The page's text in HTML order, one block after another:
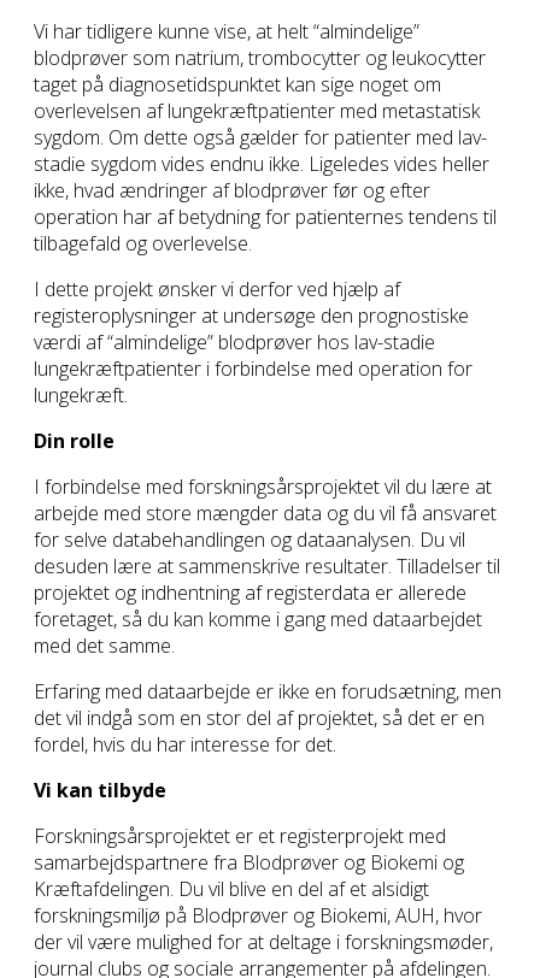
Vi har tidligere kunne vise, at helt “almindelige”
blodprøver som natrium, trombocytter og leukocytter
taget på diagnosetidspunktet kan sige noget om
overlevelsen af lungekræftpatienter med metastatisk
sygdom. Om dette også gælder for patienter med lav-
stadie sygdom vides endnu ikke. Ligeledes vides heller
ikke, hvad ændringer af blodprøver før og efter
operation har af betydning for patienternes tendens til
tilbagefald og overlevelse.
I dette projekt ønsker vi derfor ved hjælp af
registeroplysninger at undersøge den prognostiske
værdi af “almindelige” blodprøver hos lav-stadie
lungekræftpatienter i forbindelse med operation for
lungekræft.
Din rolle
I forbindelse med forskningsårsprojektet vil du lære at
arbejde med store mængder data og du vil få ansvaret
for selve databehandlingen og dataanalysen. Du vil
desuden lære at sammenskrive resultater. Tilladelser til
projektet og indhentning af registerdata er allerede
foretaget, så du kan komme i gang med dataarbejdet
med det samme.
Erfaring med dataarbejde er ikke en forudsætning, men
det vil indgå som en stor del af projektet, så det er en
fordel, hvis du har interesse for det.
Vi kan tilbyde
Forskningsårsprojektet er et registerprojekt med
samarbejdspartnere fra Blodprøver og Biokemi og
Kræftafdelingen. Du vil blive en del af et alsidigt
forskningsmiljø på Blodprøver og Biokemi, AUH, hvor
der vil være mulighed for at deltage i forskningsmøder,
journal clubs og sociale arrangementer på afdelingen.